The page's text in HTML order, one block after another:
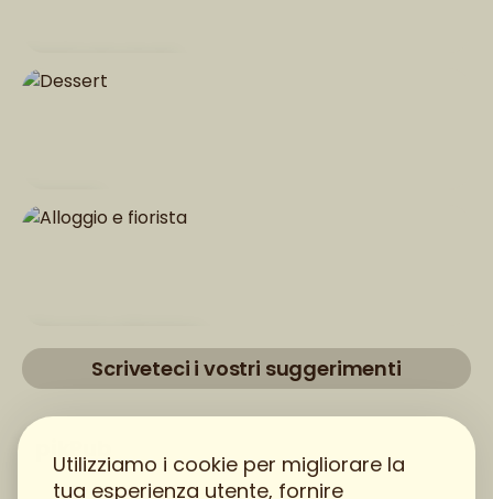
Utilizziamo i cookie per migliorare la
tua esperienza utente, fornire
Piatti principali
Dessert
Scriveteci i vostri suggerimenti